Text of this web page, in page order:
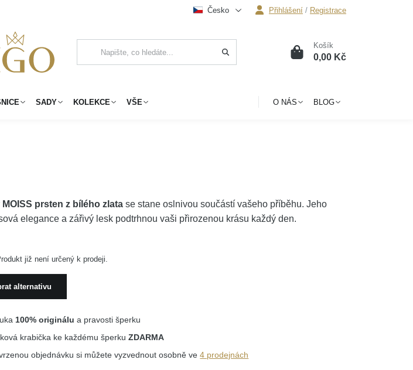
Česko Přihlášení / Registrace
0 Košík
0,00 Kč
SADY KOLEKCE VŠE O NÁS BLOG
MOISS prsten z bílého zlata se stane oslnivou součástí vašeho příběhu. Jeho
elegance a zářivý lesk podtrhnou vaši přirozenou krásu každý den.
již není určený k prodeji.
alternativu
100% originálu a pravosti šperku
krabička ke každému šperkuZDARMA
objednávku si můžete vyzvednout osobně ve4 prodejnách